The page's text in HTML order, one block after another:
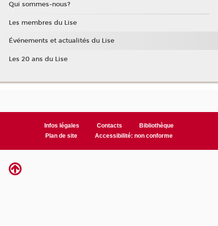
Qui sommes-nous?
Les membres du Lise
Événements et actualités du Lise
Les 20 ans du Lise
Infos légales Contacts
Bibliothèque
Plan de site
Accessibilité: non conforme